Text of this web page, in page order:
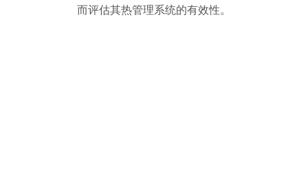
而评估其热管理系统的有效性。